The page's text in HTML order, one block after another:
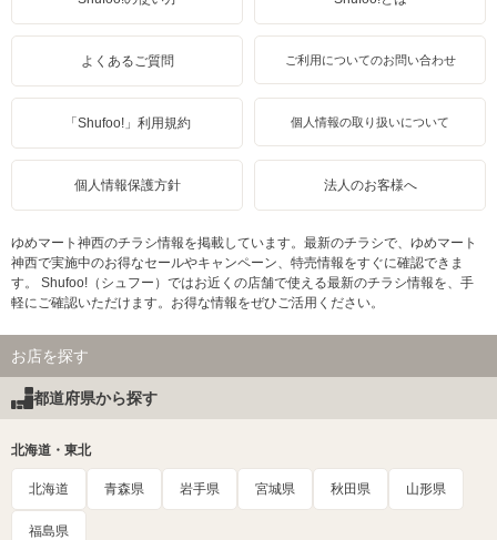
よくあるご質問 ご利用についてのお問い合わせ
「Shufoo!」利用規約 個人情報の取り扱いについて
個人情報保護方針 法人のお客様へ
ゆめマート神西のチラシ情報を掲載しています。最新のチラシで、ゆめマート
神西で実施中のお得なセールやキャンペーン、特売情報をすぐに確認できま
す。 Shufoo!（シュフー）ではお近くの店舗で使える最新のチラシ情報を、手
軽にご確認いただけます。お得な情報をぜひご活用ください。
お店を探す
都道府県から探す
北海道・東北
北海道 青森県 岩手県 宮城県 秋田県 山形県
福島県